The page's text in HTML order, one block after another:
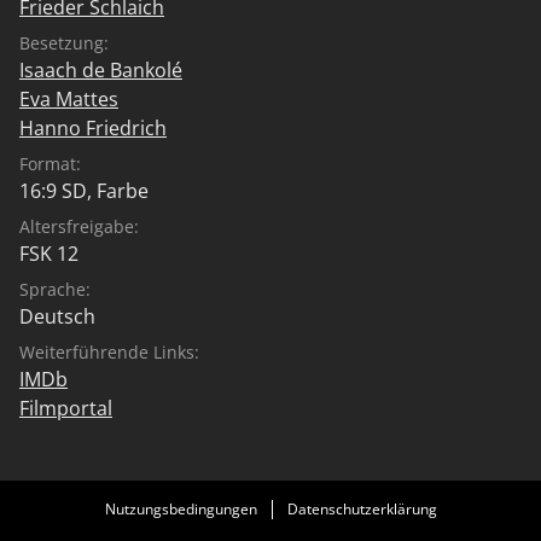
Frieder Schlaich
Besetzung:
Isaach de Bankolé
Eva Mattes
Hanno Friedrich
Format:
16:9 SD, Farbe
Altersfreigabe:
FSK 12
Sprache:
Deutsch
Weiterführende Links:
IMDb
Filmportal
Nutzungsbedingungen
Datenschutzerklärung